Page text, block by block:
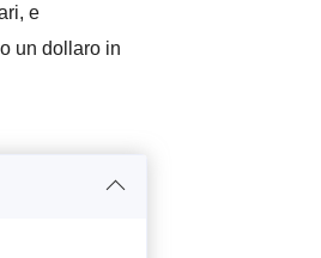
e
un dollaro in